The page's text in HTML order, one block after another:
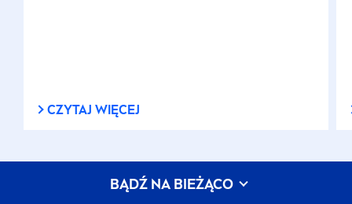
Antyperspirant